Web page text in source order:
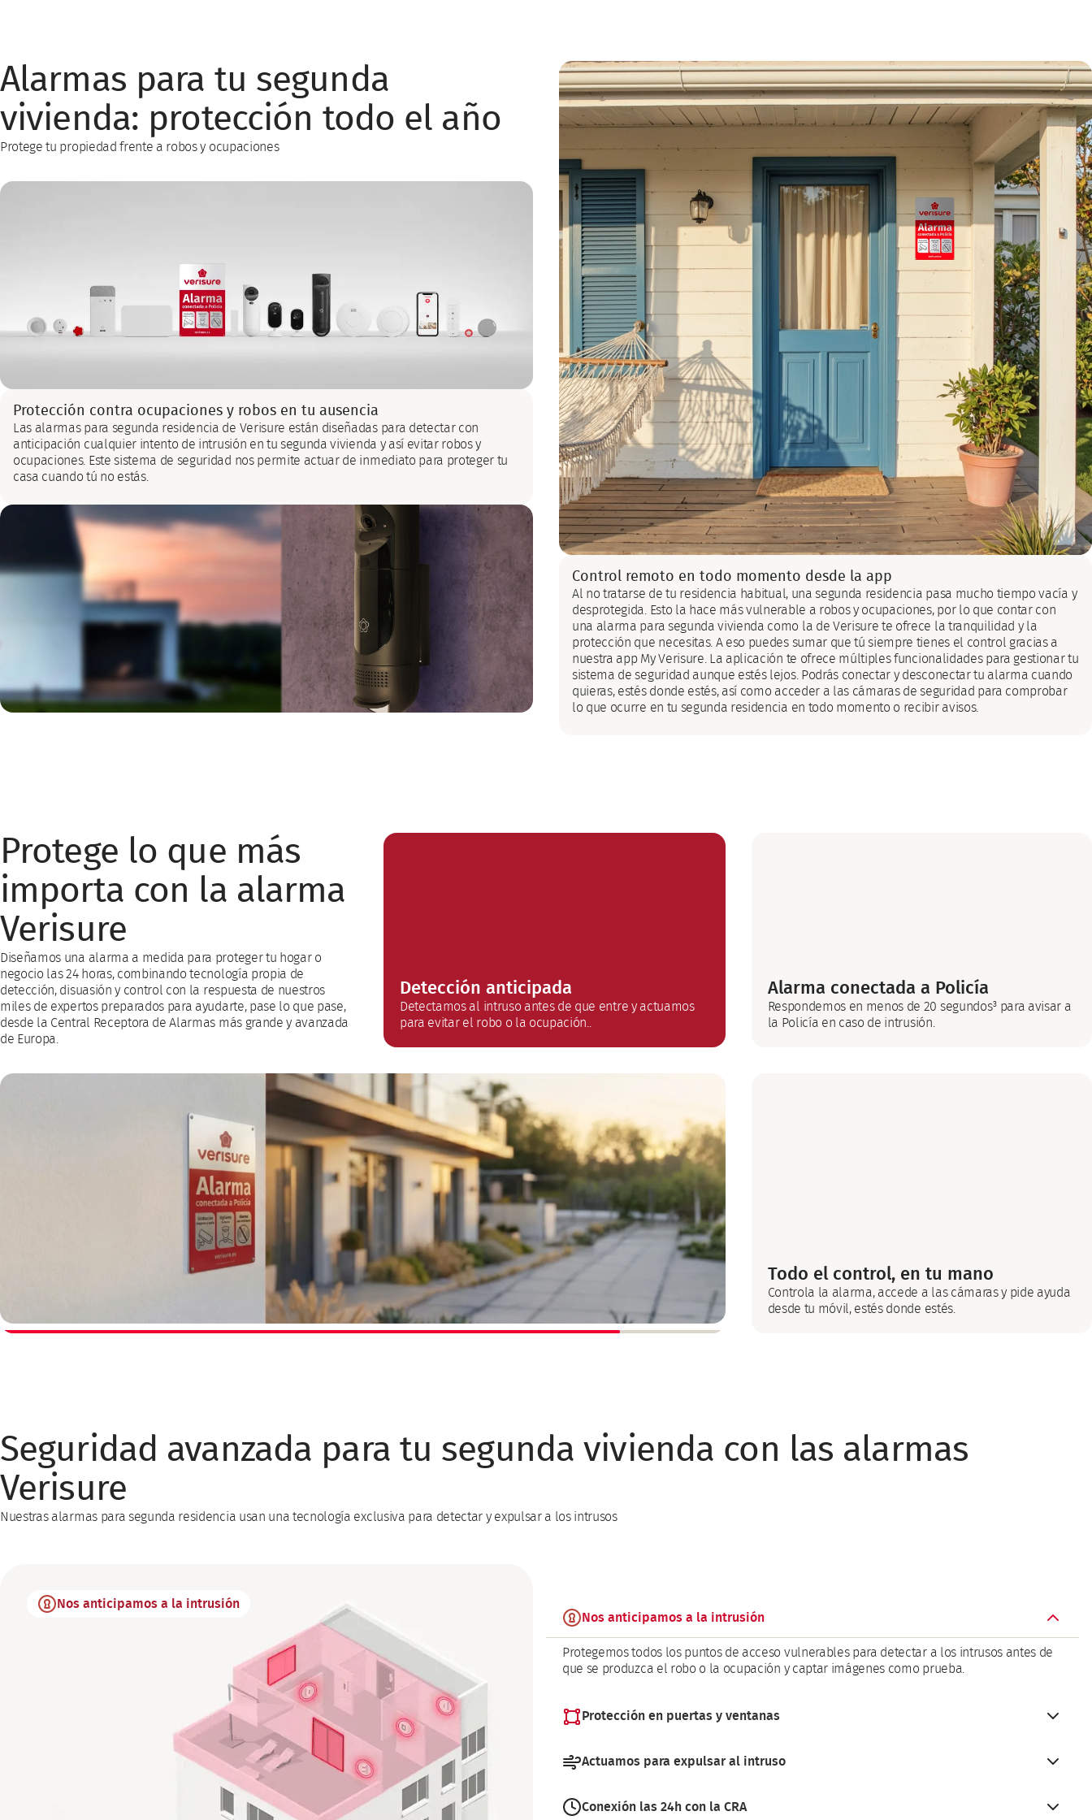
Alarmas para tu segunda
vivienda: protección todo el año
Protege tu propiedad frente a robos y ocupaciones
Protección contra ocupaciones y robos en tu ausencia
Las alarmas para segunda residencia de Verisure están diseñadas para detectar con
anticipación cualquier intento de intrusión en tu segunda vivienda y así evitar robos y
ocupaciones. Este sistema de seguridad nos permite actuar de inmediato para proteger tu
casa cuando tú no estás.
Control remoto en todo momento desde la app
Al no tratarse de tu residencia habitual, una segunda residencia pasa mucho tiempo vacía y
desprotegida. Esto la hace más vulnerable a robos y ocupaciones, por lo que contar con
una alarma para segunda vivienda como la de Verisure te ofrece la tranquilidad y la
protección que necesitas. A eso puedes sumar que tú siempre tienes el control gracias a
nuestra app My Verisure. La aplicación te ofrece múltiples funcionalidades para gestionar tu
sistema de seguridad aunque estés lejos. Podrás conectar y desconectar tu alarma cuando
quieras, estés donde estés, así como acceder a las cámaras de seguridad para comprobar
lo que ocurre en tu segunda residencia en todo momento o recibir avisos.
Protege lo que más
importa con la alarma
Verisure
Diseñamos una alarma a medida para proteger tu hogar o
negocio las 24 horas, combinando tecnología propia de
detección, disuasión y control con la respuesta de nuestros
miles de expertos preparados para ayudarte, pase lo que pase,
desde la Central Receptora de Alarmas más grande y avanzada
de Europa.
Detección anticipada
Detectamos al intruso antes de que entre y actuamos
para evitar el robo o la ocupación..
Alarma conectada a Policía
Respondemos en menos de 20 segundos³ para avisar a
la Policía en caso de intrusión.
Todo el control, en tu mano
Controla la alarma, accede a las cámaras y pide ayuda
desde tu móvil, estés donde estés.
Seguridad avanzada para tu segunda vivienda con las alarmas
Verisure
Nuestras alarmas para segunda residencia usan una tecnología exclusiva para detectar y expulsar a los intrusos
Nos anticipamos a la intrusión
Nos anticipamos a la intrusión
Protegemos todos los puntos de acceso vulnerables para detectar a los intrusos antes de
que se produzca el robo o la ocupación y captar imágenes como prueba.
Protección en puertas y ventanas
de intrusión, envían una alerta a nuestra Central Receptora de Alarmas (CRA).
Actuamos para expulsar al intruso
Si el intruso logra acceder a tu segunda residencia, activamos ZeroVision⁶ para expulsarlo
de inmediato y evitar el robo o la ocupación.
Conexión las 24h con la CRA